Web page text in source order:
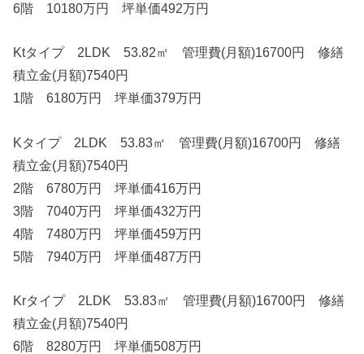
6階 10180万円 坪単価492万円
Ktタイプ 2LDK 53.82㎡ 管理費(月額)16700円 修繕
積立金(月額)7540円
1階 6180万円 坪単価379万円
Kタイプ 2LDK 53.83㎡ 管理費(月額)16700円 修繕
積立金(月額)7540円
2階 6780万円 坪単価416万円
3階 7040万円 坪単価432万円
4階 7480万円 坪単価459万円
5階 7940万円 坪単価487万円
Krタイプ 2LDK 53.83㎡ 管理費(月額)16700円 修繕
積立金(月額)7540円
6階 8280万円 坪単価508万円